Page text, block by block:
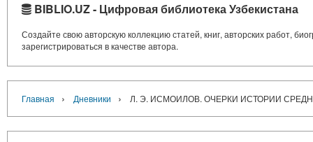
BIBLIO.UZ - Цифровая библиотека Узбекистана
Создайте свою авторскую коллекцию статей, книг, авторских работ,
зарегистрироваться в качестве автора.
Главная › Дневники › Л. Э. ИСМОИЛОВ. ОЧЕРКИ ИСТОРИИ